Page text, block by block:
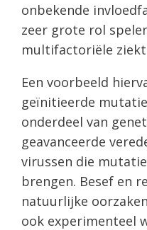
onbekende
zeer grote rol
multifactoriële
Een voorbeeld
geïnitieerde
onderdeel van
geavanceerde
virussen die
brengen. Besef en
natuurlijke
ook experimenteel